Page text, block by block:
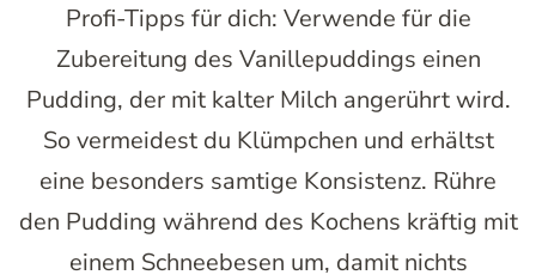
Profi-Tipps für dich: Verwende für die
Zubereitung des Vanillepuddings einen
Pudding, der mit kalter Milch angerührt wird.
So vermeidest du Klümpchen und erhältst
eine besonders samtige Konsistenz. Rühre
den Pudding während des Kochens kräftig mit
einem Schneebesen um, damit nichts